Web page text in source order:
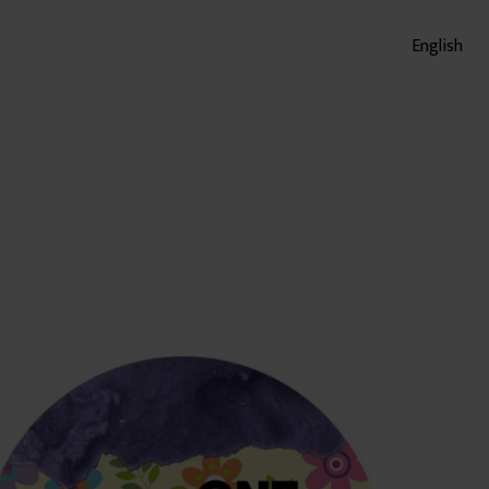
English